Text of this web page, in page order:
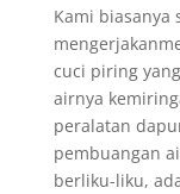
Kami biasanya
cuci piring
airnya
peralatan
pembuangan
berliku-liku,